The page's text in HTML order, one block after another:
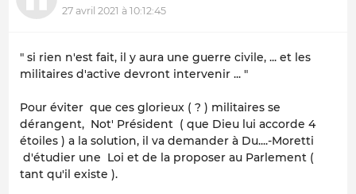
27 avril 2021 à 10:12:45
" si rien n'est fait, il y aura une guerre civile, ... et les
militaires d'active devront intervenir ... "
Pour éviter que ces glorieux ( ? ) militaires se
dérangent, Not' Président ( que Dieu lui accorde 4
étoiles ) a la solution, il va demander à Du....-Moretti
d'étudier une Loi et de la proposer au Parlement (
tant qu'il existe ).